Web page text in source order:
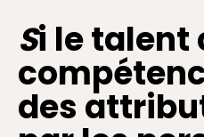
Si le talent
des